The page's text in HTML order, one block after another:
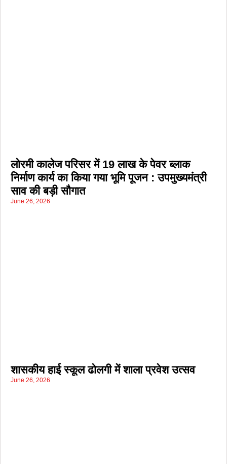
लोरमी कालेज परिसर में 19 लाख के पेवर ब्लाक
निर्माण कार्य का किया गया भूमि पूजन : उपमुख्यमंत्री
साव की बड़ी सौगात
June 26, 2026
शासकीय हाई स्कूल ढोलगी में शाला प्रवेश उत्सव
June 26, 2026